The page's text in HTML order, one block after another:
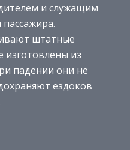
и служащим
штатные
изготовлены из
падении они не
ездоков